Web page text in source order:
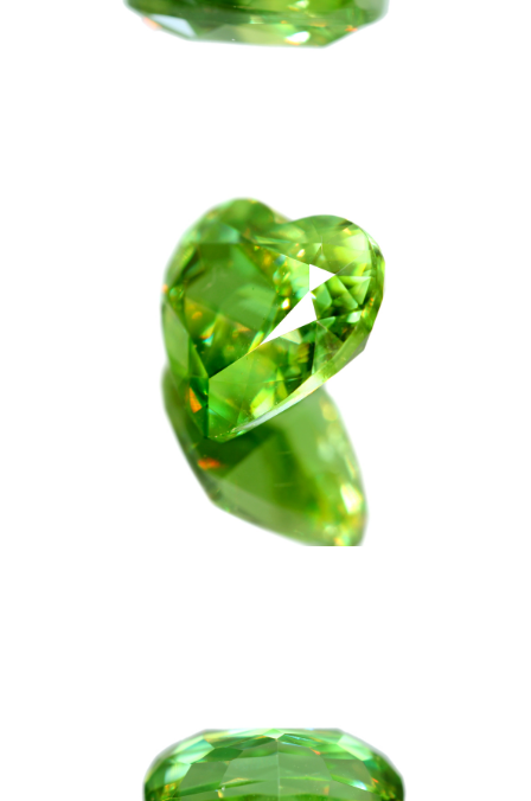
お買い物を続ける